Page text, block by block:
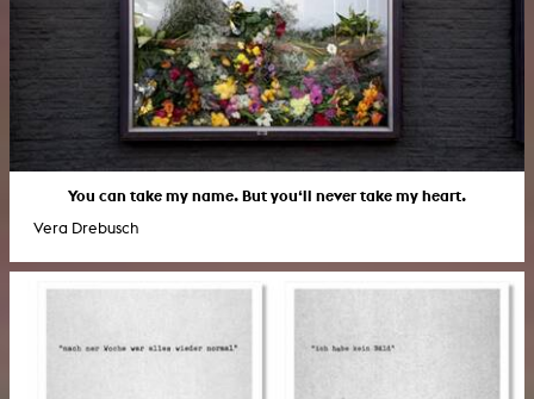
You can take my name. But you‘ll never take my heart.
Vera Drebusch